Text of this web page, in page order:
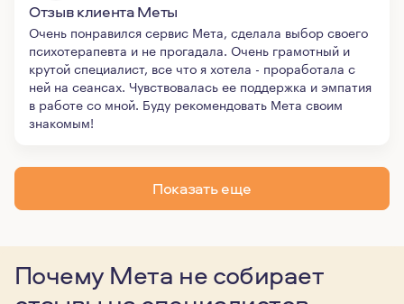
Отзыв клиента Меты
Очень понравился сервис Мета, сделала выбор своего
психотерапевта и не прогадала. Очень грамотный и
крутой специалист, все что я хотела - проработала с
ней на сеансах. Чувствовалась ее поддержка и эмпатия
в работе со мной. Буду рекомендовать Мета своим
знакомым!
Показать еще
Почему Мета не собирает